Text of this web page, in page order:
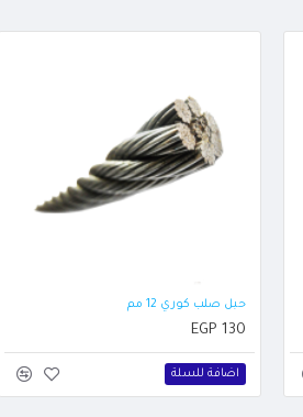
حبل صلب كوري 12 مم
EGP 130
اضافة للسلة